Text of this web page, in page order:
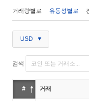
거래량별로 유동성별로
USD
검색
# 거래